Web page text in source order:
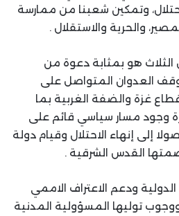
وتمكين شعبنا من ممارسة
والحرية والاستقلال .
هو بمثابة دعوة من
العدوان المتواصل على
غزة والضفة الغربية بما
وجود مسار سياسي قائم على
إلى إنهاء الاحتلال وقيام دولة
القدس الشرقية .
ودعم الاعتراف الاممي
توليها المسؤولية المدنية